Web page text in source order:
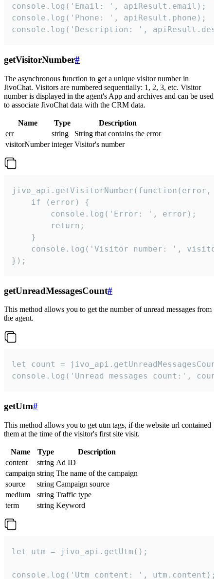
console.log('Email: ', apiResult.email);
console.log('Phone: ', apiResult.phone);
console.log('Description: ',
getVisitorNumber#
The asynchronous function to get a unique visitor number in
JivoChat. Visitors are numbered sequentially: 1, 2, 3, etc. Visitor
number is displayed in the agent's App and archives and can be used
to associate JivoChat data with the CRM data.
Name Type
Description
err
string
String that contains the error
visitorNumber integer Visitor's number
jivo_api.getVisitorNumber(function(error,
    if (error) {
        console.log('Error: ', error);
        return;
    }
console.log('Visitor number: ',
});
getUnreadMessagesCount#
This method allows you to get the number of unread messages from
the agent.
let count =
console.log('Unread messages count:',
getUtm#
This method allows you to get utm tags, if the website url contained
them at the time of the visitor's first site visit.
Name Type
Description
content
string Ad ID
campaign string The name of the campaign
source
string Campaign source
medium
string Traffic type
term
string Keyword
let utm = jivo_api.getUtm();
console.log('Utm content: ', utm.content);